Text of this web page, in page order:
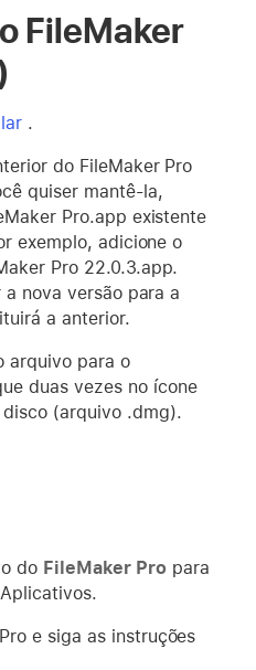
FileMaker
.
do FileMaker Pro
quiser mantê-la,
Pro.app existente
exemplo, adicione o
Pro 22.0.3.app.
nova versão para a
a anterior.
arquivo para o
duas vezes no ícone
(arquivo .dmg).
do FileMaker Propara
e siga as instruções